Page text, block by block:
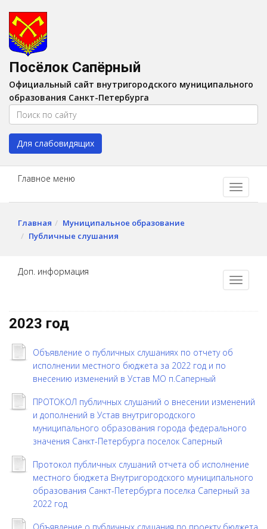
Изображения:
Цвет:A A
Посёлок Сапёрный
Официальный сайт внутригородского муниципального
образования Санкт-Петербурга
Для слабовидящих
Главное меню
Главная
Муниципальное образование
Публичные слушания
Доп. информация
2023 год
Объявление о публичных слушаниях по отчету об
исполнении местного бюджета за 2022 год и по
внесению изменений в Устав МО п.Саперный
ПРОТОКОЛ публичных слушаний о внесении изменений
и дополнений в Устав внутригородского
муниципального образования города федерального
значения Санкт-Петербурга поселок Саперный
Протокол публичных слушаний отчета об исполнение
местного бюджета Внутригородского муниципального
образования Санкт-Петербурга поселка Саперный за
2022 год